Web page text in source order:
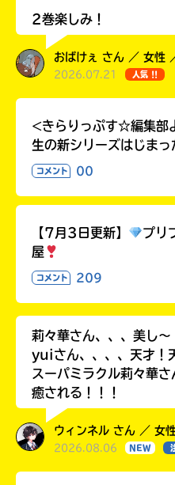
2巻楽しみ！
おばけぇ さん ／ 女性
2026.07.21 人気 !!
<きらりっぷす☆編集部
生の新シリーズはじまっ
コメント 00
【7月3日更新】 プリ
屋
コメント 209
莉々華さん、、、美し〜
yuiさん、、、、天才！
スーパミラクル莉々華さ
癒される！！！
ウィンネル さん ／ 女
2026.08.06 NEW